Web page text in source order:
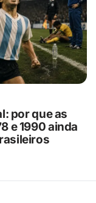
por que as
e 1990 ainda